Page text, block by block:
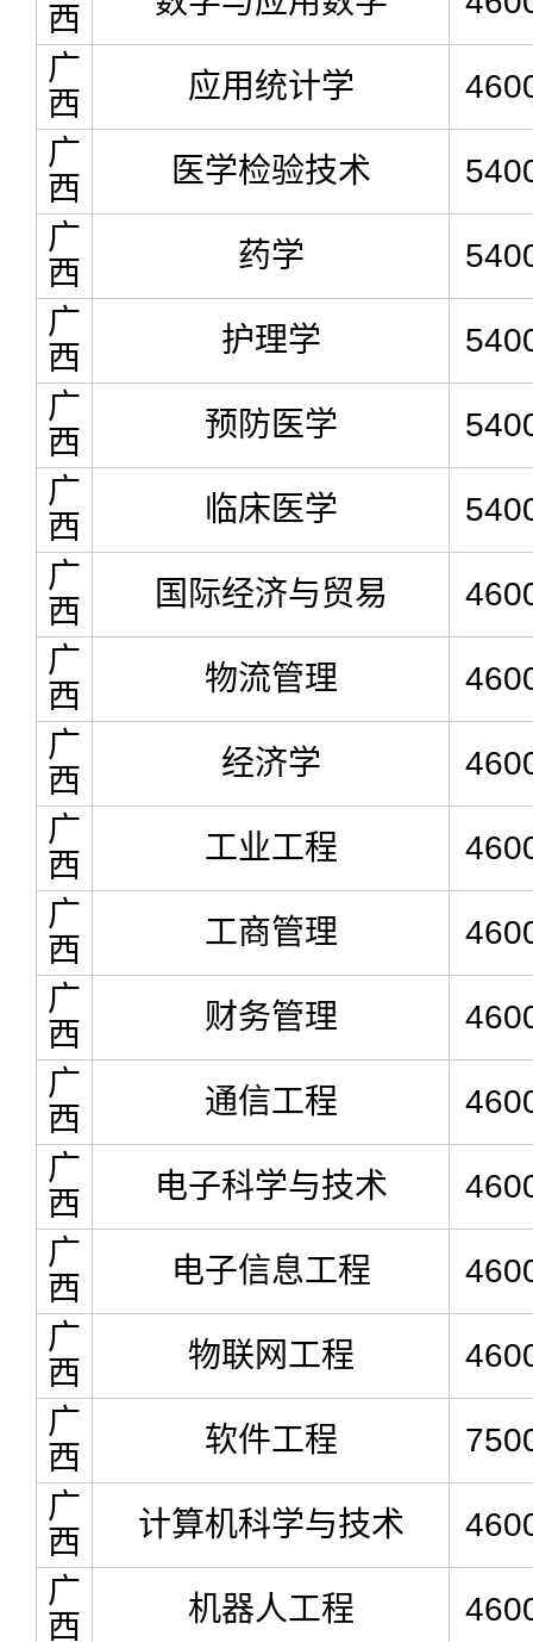
西
广
西
应用统计学
广
西
医学检验技术
广
西
药学
广
西
护理学
广
西
预防医学
广
西
临床医学
广
西
国际经济与贸易
广
西
物流管理
广
西
经济学
广
西
工业工程
广
西
工商管理
广
西
财务管理
广
西
通信工程
广
西
电子科学与技术
广
西
电子信息工程
广
西
物联网工程
广
西
软件工程
广
西
计算机科学与技术
广
西
机器人工程